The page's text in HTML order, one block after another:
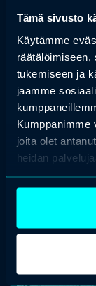
Tämä sivusto
Käytämme
räätälöimiseen,
tukemiseen ja
jaamme
Kumppanimme
joita olet
heidän